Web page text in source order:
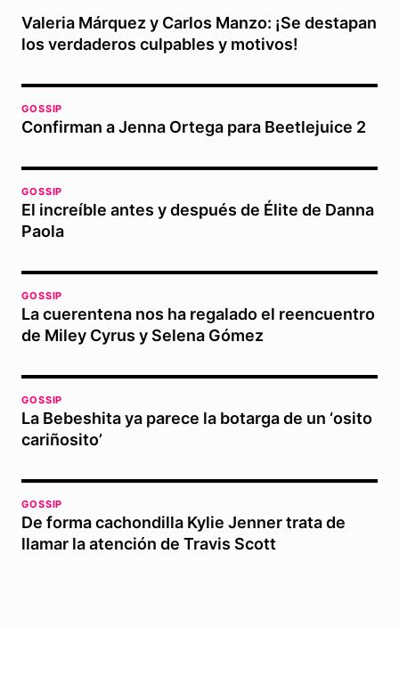
Valeria Márquez y Carlos Manzo: ¡Se destapan
los verdaderos culpables y motivos!
GOSSIP
Confirman a Jenna Ortega para Beetlejuice 2
GOSSIP
El increíble antes y después de Élite de Danna
Paola
GOSSIP
La cuerentena nos ha regalado el reencuentro
de Miley Cyrus y Selena Gómez
GOSSIP
La Bebeshita ya parece la botarga de un ‘osito
cariñosito’
GOSSIP
De forma cachondilla Kylie Jenner trata de
llamar la atención de Travis Scott